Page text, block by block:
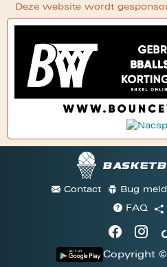
Deze website wordt
Contact Bug
FAQ
Copyright